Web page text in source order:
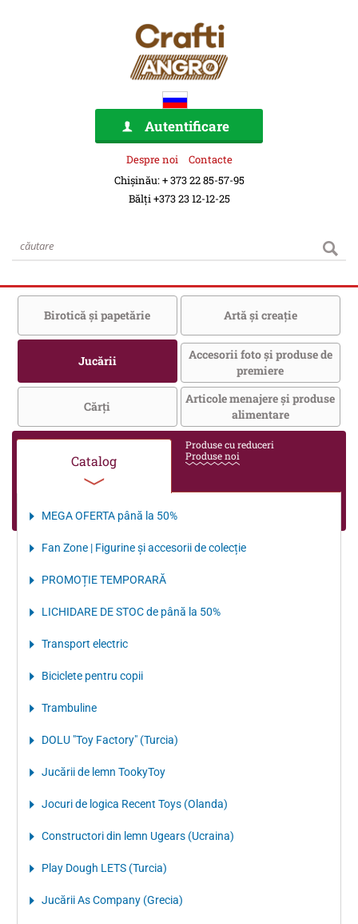
Autentificare
Despre noi
Contacte
Chișinău: + 373 22 85-57-95
Bălți +373 23 12-12-25
Birotică şi papetărie Artă şi creaţie
Jucării
Accesorii foto şi produse de
premiere
Cărţi
Articole menajere și produse
alimentare
Catalog
Produse cu reduceri
Produse noi
MEGA OFERTA până la 50%
Fan Zone | Figurine și accesorii de colecție
PROMOȚIE TEMPORARĂ
LICHIDARE DE STOC de până la 50%
Transport electriс
Biciclete pentru copii
Trambuline
DOLU "Toy Factory" (Turcia)
Jucării de lemn TookyToy
Jocuri de logica Recent Toys (Olanda)
Constructori din lemn Ugears (Ucraina)
Play Dough LETS (Turcia)
Jucării As Company (Grecia)